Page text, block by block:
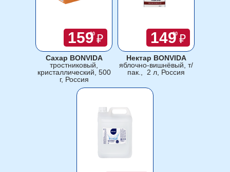
159
00 ₽
Сахар BONVIDA
тростниковый,
кристаллический, 500
г, Россия
149
00 ₽
Нектар BONVIDA
яблочно-вишнёвый, т/
пак., 2 л, Россия